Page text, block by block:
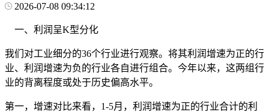
2026-07-08 09:34:12
一、利润呈K型分化
我们对工业细分的36个行业进行观察。将其利润增速为正的行
业、利润增速为负的行业各自进行组合。今年以来，这两组行
业的背离程度或处于历史偏高水平。
第一，增速对比来看，1-5月，利润增速为正的行业合计的利